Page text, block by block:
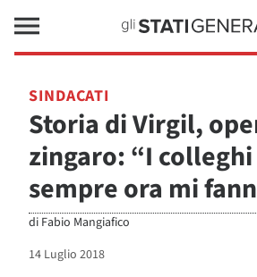
SINDACATI
Storia di Virgil,
zingaro: “I
sempre ora mi
di Fabio Mangiafico
14 Luglio 2018